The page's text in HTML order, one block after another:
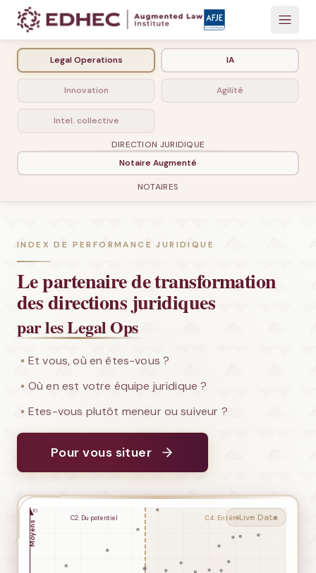
Legal Operations IA
Innovation Agilité
Intel. collective
DIRECTION JURIDIQUE
Notaire Augmenté
NOTAIRES
INDEX DE PERFORMANCE JURIDIQUE
Le partenaire de transformation
des directions juridiques
par les Legal Ops
Et vous, où en êtes-vous ?
Où en est votre équipe juridique ?
Etes-vous plutôt meneur ou suiveur ?
Pour vous situer
Live Data